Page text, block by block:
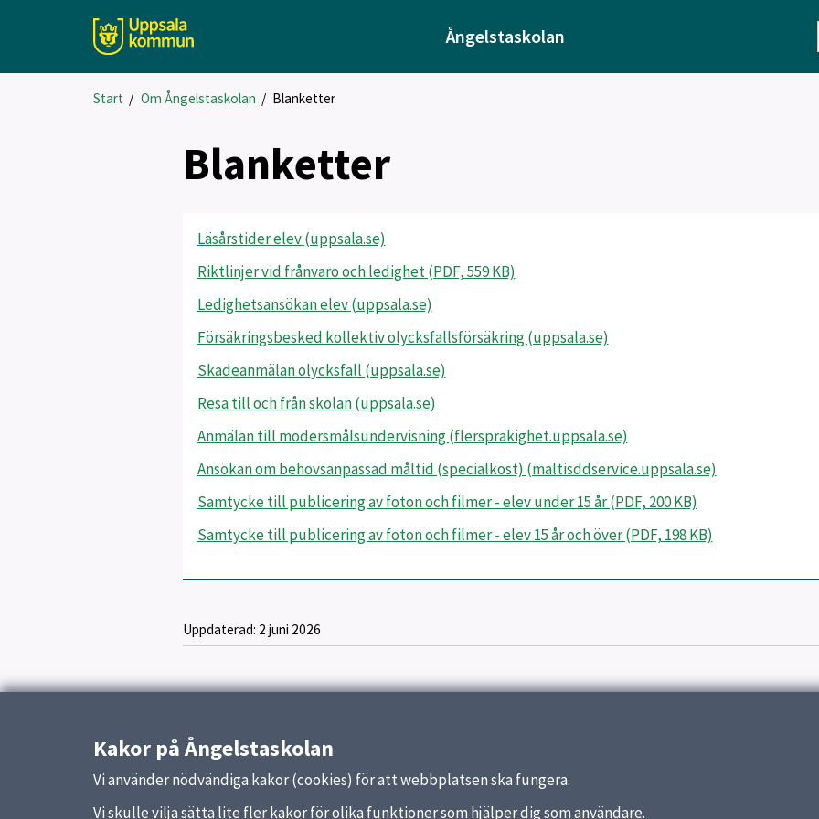
Ångelstaskolan
Start / Om Ångelstaskolan / Blanketter
Blanketter
Läsårstider elev (uppsala.se)
Riktlinjer vid frånvaro och ledighet (PDF, 559 KB)
Ledighetsansökan elev (uppsala.se)
Försäkringsbesked kollektiv olycksfallsförsäkring (uppsala.se)
Skadeanmälan olycksfall (uppsala.se)
Resa till och från skolan (uppsala.se)
Anmälan till modersmålsundervisning (flersprakighet.uppsala.se)
Ansökan om behovsanpassad måltid (specialkost) (maltisddservice.uppsala.se)
Samtycke till publicering av foton och filmer - elev under 15 år (PDF, 200 KB)
Samtycke till publicering av foton och filmer - elev 15 år och över (PDF, 198 KB)
Uppdaterad: 2 juni 2026
Kakor på Ångelstaskolan
Vi använder nödvändiga kakor (cookies) för att webbplatsen ska fungera.
Vi skulle vilja sätta lite fler kakor för olika funktioner som hjälper dig som användare.